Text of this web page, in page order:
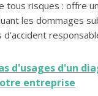
tous risques : offre
les dommages
d'usages d'un
entreprise